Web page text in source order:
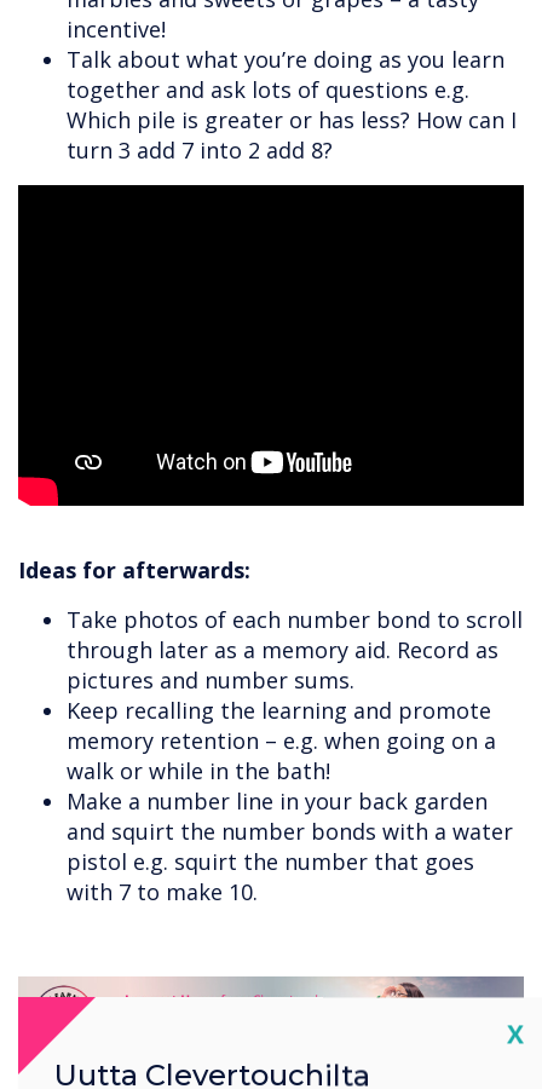
incentive!
Talk about what you’re doing as you learn
together and ask lots of questions e.g.
Which pile is greater or has less? How can I
turn 3 add 7 into 2 add 8?
Ideas for afterwards:
Take photos of each number bond to scroll
through later as a memory aid. Record as
pictures and number sums.
Keep recalling the learning and promote
memory retention – e.g. when going on a
walk or while in the bath!
Make a number line in your back garden
and squirt the number bonds with a water
pistol e.g. squirt the number that goes
with 7 to make 10.
X
Uutta Clevertouchilta